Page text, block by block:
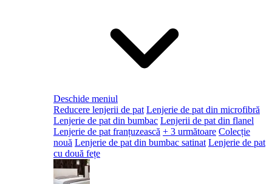
Deschide meniul
Reducere lenjerii de pat Lenjerie de pat din microfibră
Lenjerie de pat din bumbac Lenjerii de pat din flanel
Lenjerie de pat franțuzească + 3 următoare Colecție
nouă Lenjerie de pat din bumbac satinat Lenjerie de pat
cu două fețe